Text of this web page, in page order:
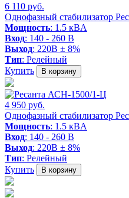
6 110 руб.
Однофазный стабилизатор
Мощность: 1.5 кВA
Вход: 140 - 260 В
Выход: 220В ± 8%
Тип: Релейный
Купить
В корзину
4 950 руб.
Однофазный стабилизатор
Мощность: 1.5 кВA
Вход: 140 - 260 В
Выход: 220В ± 8%
Тип: Релейный
Купить
В корзину